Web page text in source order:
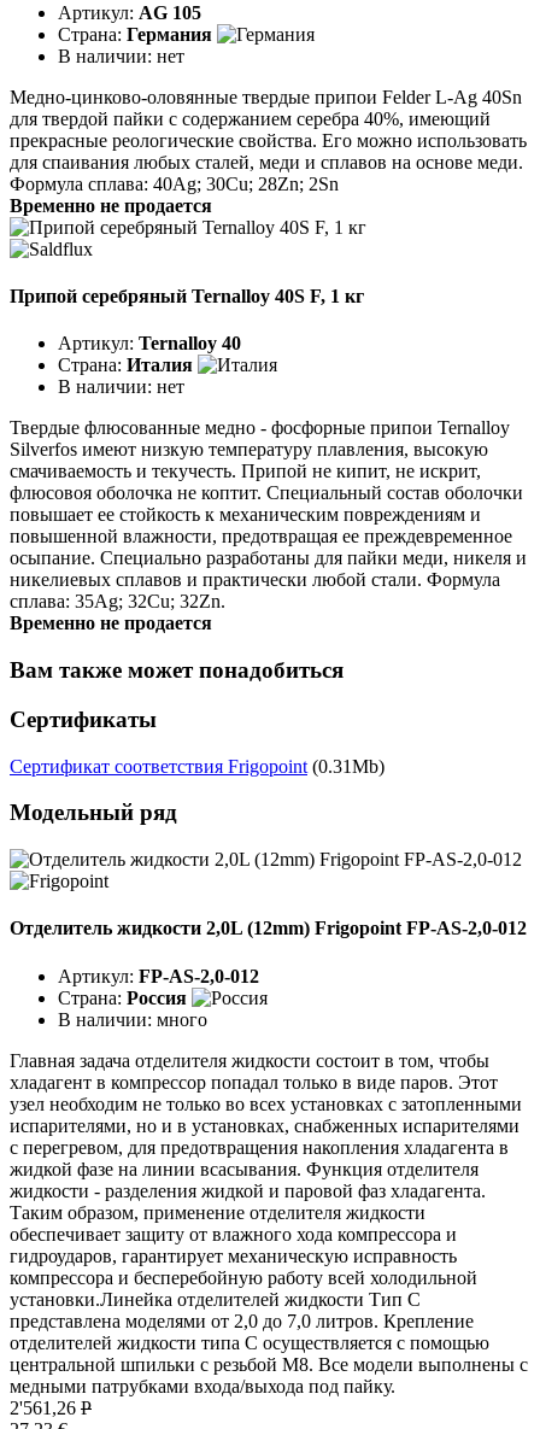
Артикул: AG 105
Страна: Германия
В наличии: нет
Медно-цинково-оловянные твердые припои Felder L-Ag 40Sn
для твердой пайки с содержанием серебра 40%, имеющий
прекрасные реологические свойства. Его можно использовать
для спаивания любых сталей, меди и сплавов на основе меди.
Формула сплава: 40Ag; 30Cu; 28Zn; 2Sn
Временно не продается
Припой серебряный Ternalloy 40S F, 1 кг
Артикул: Ternalloy 40
Страна: Италия
В наличии: нет
Твердые флюсованные медно - фосфорные припои Ternalloy
Silverfos имеют низкую температуру плавления, высокую
смачиваемость и текучесть. Припой не кипит, не искрит,
флюсовоя оболочка не коптит. Специальный состав оболочки
повышает ее стойкость к механическим повреждениям и
повышенной влажности, предотвращая ее преждевременное
осыпание. Специально разработаны для пайки меди, никеля и
никелиевых сплавов и практически любой стали. Формула
сплава: 35Ag; 32Cu; 32Zn.
Временно не продается
Вам также может понадобиться
Сертификаты
Сертификат соответствия Frigopoint (0.31Mb)
Модельный ряд
Отделитель жидкости 2,0L (12mm) Frigopoint FP-AS-2,0-012
Артикул: FP-AS-2,0-012
Страна: Россия
В наличии: много
Главная задача отделителя жидкости состоит в том, чтобы
хладагент в компрессор попадал только в виде паров. Этот
узел необходим не только во всех установках с затопленными
испарителями, но и в установках, снабженных испарителями
с перегревом, для предотвращения накопления хладагента в
жидкой фазе на линии всасывания. Функция отделителя
жидкости - разделения жидкой и паровой фаз хладагента.
Таким образом, применение отделителя жидкости
обеспечивает защиту от влажного хода компрессора и
гидроударов, гарантирует механическую исправность
компрессора и бесперебойную работу всей холодильной
установки.Линейка отделителей жидкости Тип C
представлена моделями от 2,0 до 7,0 литров. Крепление
отделителей жидкости типа C осуществляется с помощью
центральной шпильки с резьбой М8. Все модели выполнены с
медными патрубками входа/выхода под пайку.
2'561,26 P